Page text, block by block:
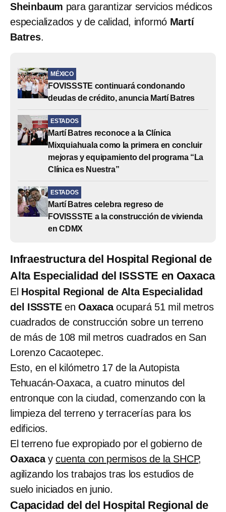
Sheinbaum para garantizar servicios médicos
especializados y de calidad, informó Martí
Batres.
MÉXICO
FOVISSSTE continuará condonando
deudas de crédito, anuncia Martí Batres
ESTADOS
Martí Batres reconoce a la Clínica
Mixquiahuala como la primera en concluir
mejoras y equipamiento del programa “La
Clínica es Nuestra”
ESTADOS
Martí Batres celebra regreso de
FOVISSSTE a la construcción de vivienda
en CDMX
Infraestructura del Hospital Regional de
Alta Especialidad del ISSSTE en Oaxaca
El Hospital Regional de Alta Especialidad
del ISSSTEenOaxacaocupará 51 mil metros
cuadrados de construcción sobre un terreno
de más de 108 mil metros cuadrados en San
Lorenzo Cacaotepec.
Esto, en el kilómetro 17 de la Autopista
Tehuacán-Oaxaca, a cuatro minutos del
entronque con la ciudad, comenzando con la
limpieza del terreno y terracerías para los
edificios.
El terreno fue expropiado por el gobierno de
Oaxacaycuenta con permisos de la SHCP,
agilizando los trabajos tras los estudios de
suelo iniciados en junio.
Capacidad del del Hospital Regional de